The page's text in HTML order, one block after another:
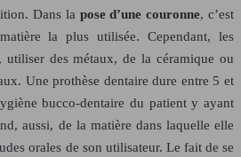
Dans la pose d’une couronne, c’est
la plus utilisée. Cependant, les
utiliser des métaux, de la céramique ou
Une prothèse dentaire dure entre 5 et
bucco-dentaire du patient y ayant
aussi, de la matière dans laquelle elle
orales de son utilisateur. Le fait de se